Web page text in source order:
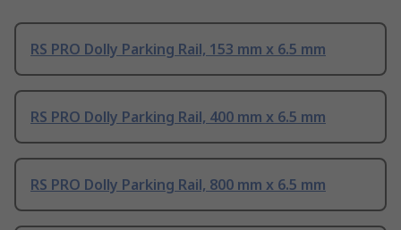
RS PRO Dolly Parking Rail, 153 mm x 6.5 mm
RS PRO Dolly Parking Rail, 400 mm x 6.5 mm
RS PRO Dolly Parking Rail, 800 mm x 6.5 mm